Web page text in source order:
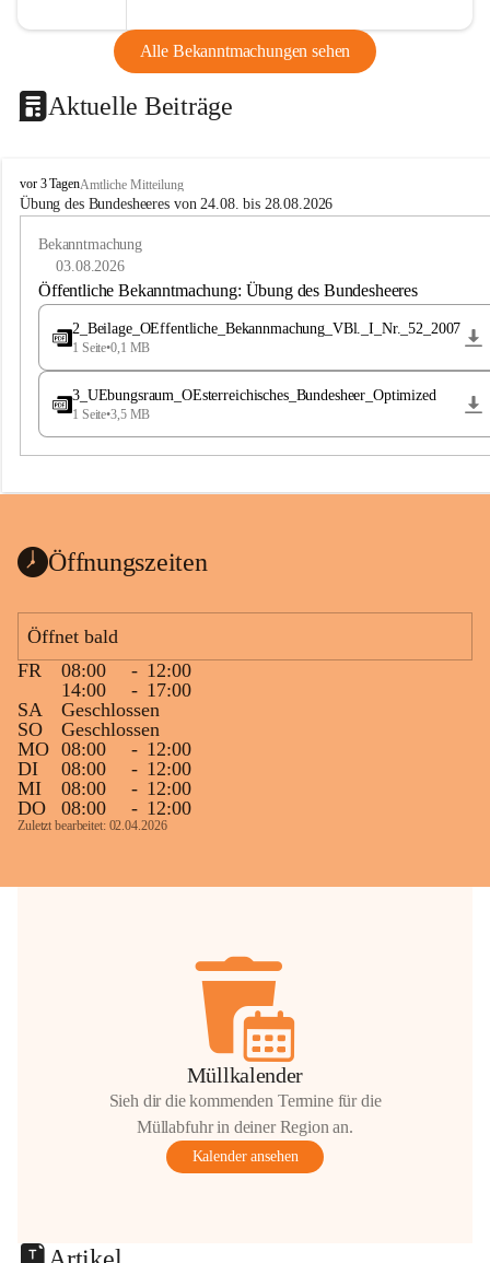
Alle Bekanntmachungen sehen
Aktuelle Beiträge
B
u
e
a
vor 3 TagenAmtliche Mitteilung
Übung des Bundesheeres von 24.08. bis 28.08.2026
Bekanntmachung
03.08.2026
Öffentliche Bekanntmachung: Übung des Bundesheeres
2_Beilage_OEffentliche_Bekannmachung_VBl._I_Nr._52_2007
1 Seite•0,1 MB
3_UEbungsraum_OEsterreichisches_Bundesheer_Optimized
1 Seite•3,5 MB
Öffnungszeiten
Öffnet bald
FR
08:00 - 12:00
14:00
- 17:00
SA
Geschlossen
SO
Geschlossen
MO 08:00 - 12:00
DI
08:00 - 12:00
MI
08:00 - 12:00
DO
08:00 - 12:00
Zuletzt bearbeitet: 02.04.2026
Müllkalender
Sieh dir die kommenden Termine für die
Müllabfuhr in deiner Region an.
Kalender ansehen